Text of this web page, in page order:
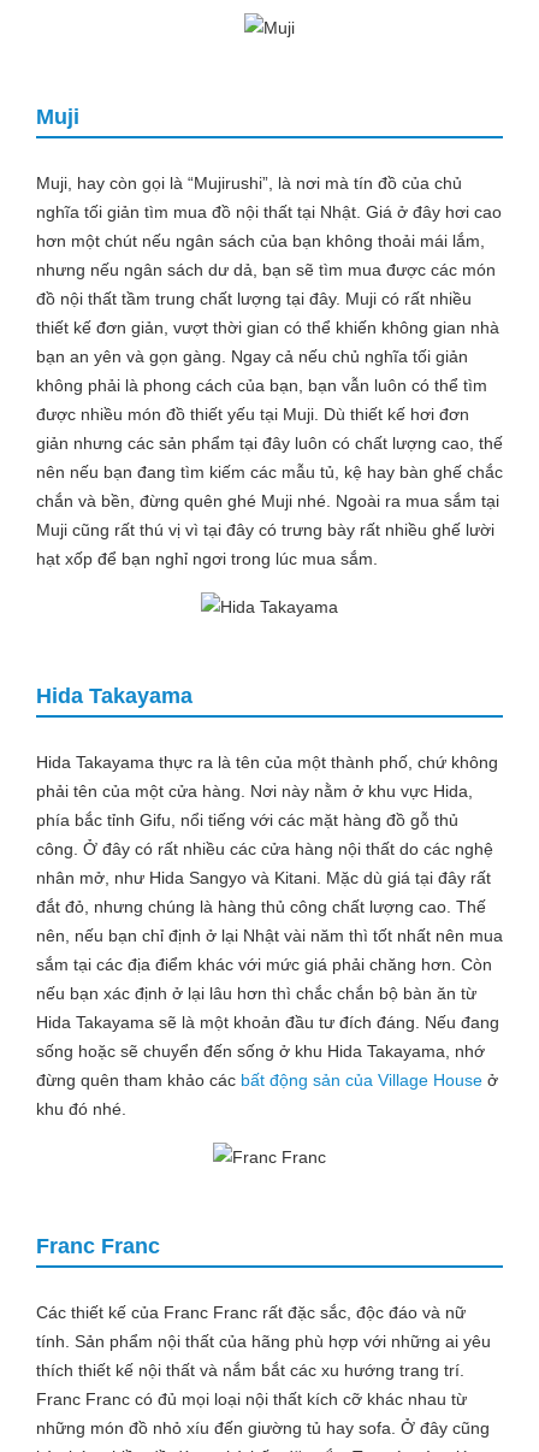
Muji
Muji, hay còn gọi là “Mujirushi”, là nơi mà tín đồ của chủ
nghĩa tối giản tìm mua đồ nội thất tại Nhật. Giá ở đây hơi cao
hơn một chút nếu ngân sách của bạn không thoải mái lắm,
nhưng nếu ngân sách dư dả, bạn sẽ tìm mua được các món
đồ nội thất tầm trung chất lượng tại đây. Muji có rất nhiều
thiết kế đơn giản, vượt thời gian có thể khiến không gian nhà
bạn an yên và gọn gàng. Ngay cả nếu chủ nghĩa tối giản
không phải là phong cách của bạn, bạn vẫn luôn có thể tìm
được nhiều món đồ thiết yếu tại Muji. Dù thiết kế hơi đơn
giản nhưng các sản phẩm tại đây luôn có chất lượng cao, thế
nên nếu bạn đang tìm kiếm các mẫu tủ, kệ hay bàn ghế chắc
chắn và bền, đừng quên ghé Muji nhé. Ngoài ra mua sắm tại
Muji cũng rất thú vị vì tại đây có trưng bày rất nhiều ghế lười
hạt xốp để bạn nghỉ ngơi trong lúc mua sắm.
Hida Takayama
Hida Takayama thực ra là tên của một thành phố, chứ không
phải tên của một cửa hàng. Nơi này nằm ở khu vực Hida,
phía bắc tỉnh Gifu, nổi tiếng với các mặt hàng đồ gỗ thủ
công. Ở đây có rất nhiều các cửa hàng nội thất do các nghệ
nhân mở, như Hida Sangyo và Kitani. Mặc dù giá tại đây rất
đắt đỏ, nhưng chúng là hàng thủ công chất lượng cao. Thế
nên, nếu bạn chỉ định ở lại Nhật vài năm thì tốt nhất nên mua
sắm tại các địa điểm khác với mức giá phải chăng hơn. Còn
nếu bạn xác định ở lại lâu hơn thì chắc chắn bộ bàn ăn từ
Hida Takayama sẽ là một khoản đầu tư đích đáng. Nếu đang
sống hoặc sẽ chuyển đến sống ở khu Hida Takayama, nhớ
đừng quên tham khảo các bất động sản của Village House ở
khu đó nhé.
Franc Franc
Các thiết kế của Franc Franc rất đặc sắc, độc đáo và nữ
tính. Sản phẩm nội thất của hãng phù hợp với những ai yêu
thích thiết kế nội thất và nắm bắt các xu hướng trang trí.
Franc Franc có đủ mọi loại nội thất kích cỡ khác nhau từ
những món đồ nhỏ xíu đến giường tủ hay sofa. Ở đây cũng